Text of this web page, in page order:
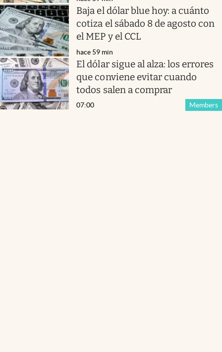
Baja el dólar blue hoy: a cuánto
cotiza el sábado 8 de agosto con
el MEP y el CCL
hace 59 min
El dólar sigue al alza: los errores
que conviene evitar cuando
todos salen a comprar
Members
07:00